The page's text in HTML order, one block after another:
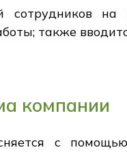
сотрудников
также
компании
с